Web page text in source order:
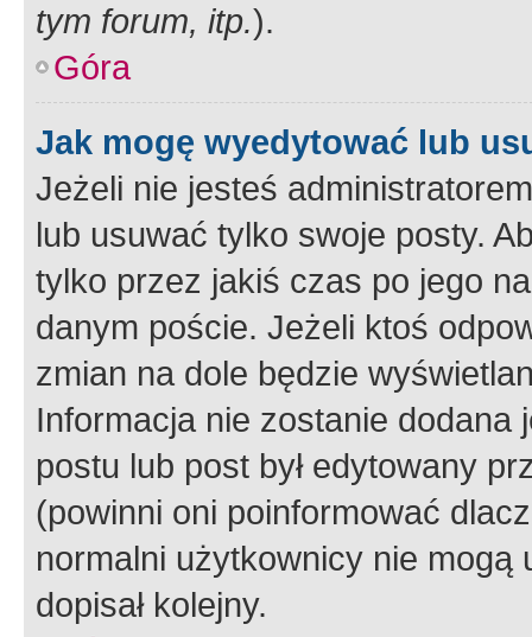
tym forum, itp.).
Góra
Jak mogę wyedytować lub
Jeżeli nie jesteś
lub usuwać tylko swoje posty.
tylko przez jakiś czas po jego
danym poście. Jeżeli ktoś
zmian na dole będzie
Informacja nie zostanie dodana
postu lub post był edytowany
(powinni oni poinformować
normalni użytkownicy nie
dopisał kolejny.